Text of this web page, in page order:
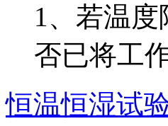
1、若温
否已将工
恒温恒湿试